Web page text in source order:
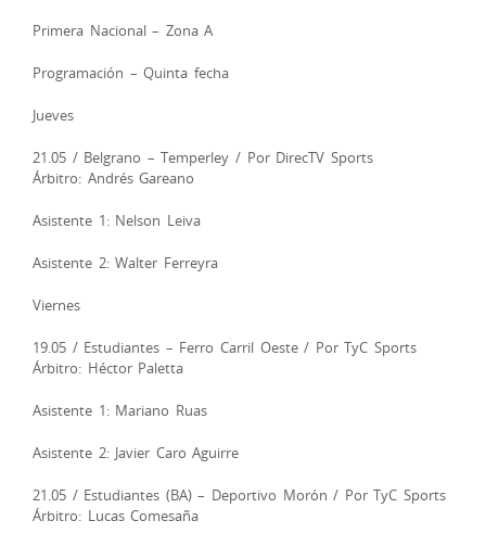
Primera Nacional – Zona A
Programación – Quinta fecha
Jueves
21.05 / Belgrano – Temperley / Por DirecTV Sports
Árbitro: Andrés Gareano
Asistente 1: Nelson Leiva
Asistente 2: Walter Ferreyra
Viernes
19.05 / Estudiantes – Ferro Carril Oeste / Por TyC Sports
Árbitro: Héctor Paletta
Asistente 1: Mariano Ruas
Asistente 2: Javier Caro Aguirre
21.05 / Estudiantes (BA) – Deportivo Morón / Por TyC Sports
Árbitro: Lucas Comesaña